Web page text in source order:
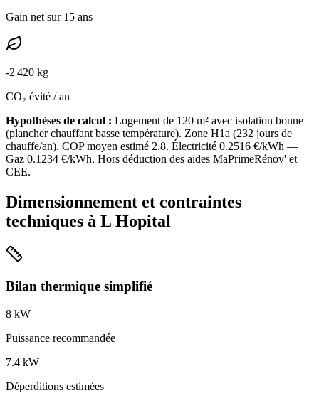
Gain net sur 15 ans
-2 420 kg
CO₂ évité / an
Hypothèses de calcul : Logement de 120 m² avec isolation bonne
(plancher chauffant basse température). Zone H1a (232 jours de
chauffe/an). COP moyen estimé 2.8. Électricité 0.2516 €/kWh —
Gaz 0.1234 €/kWh. Hors déduction des aides MaPrimeRénov' et
CEE.
Dimensionnement et contraintes
techniques à L Hopital
Bilan thermique simplifié
8 kW
Puissance recommandée
7.4 kW
Déperditions estimées